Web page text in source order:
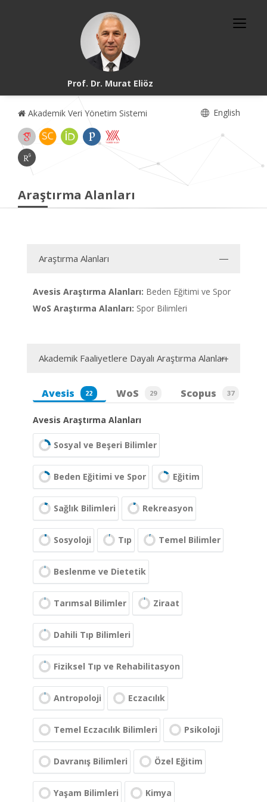
Prof. Dr. Murat Eliöz
Akademik Veri Yönetim Sistemi English
Araştırma Alanları
Araştırma Alanları
Avesis Araştırma Alanları: Beden Eğitimi ve Spor
WoS Araştırma Alanları: Spor Bilimleri
Akademik Faaliyetlere Dayalı Araştırma Alanları
Avesis 22 WoS 29 Scopus 37
Avesis Araştırma Alanları
Sosyal ve Beşeri Bilimler
Beden Eğitimi ve Spor Eğitim
Sağlık Bilimleri Rekreasyon
Sosyoloji Tıp Temel Bilimler
Beslenme ve Dietetik
Tarımsal Bilimler Ziraat
Dahili Tıp Bilimleri
Fiziksel Tıp ve Rehabilitasyon
Antropoloji Eczacılık
Temel Eczacılık Bilimleri Psikoloji
Davranış Bilimleri Özel Eğitim
Yaşam Bilimleri Kimya